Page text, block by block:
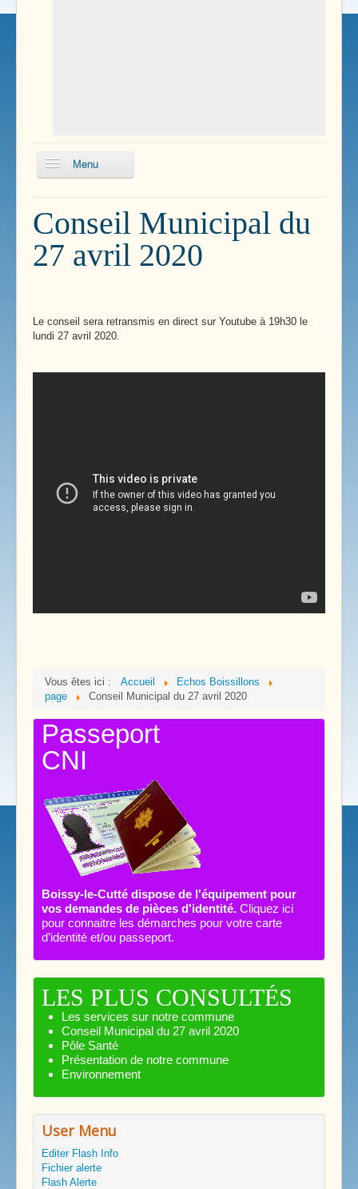
Menu
Boissillons
Conseils
municipaux
Plan Local
Conseil Municipal du
27 avril 2020
Le conseil sera retransmis en direct sur Youtube à 19h30 le
lundi 27 avril 2020.
Vous êtes ici : Accueil
Echos Boissillons
page
Conseil Municipal du 27 avril 2020
Passeport
CNI
Boissy-le-Cutté dispose de l'équipement pour
vos demandes de pièces d'identité. Cliquez ici
pour connaitre les démarches pour votre carte
d’identité et/ou passeport.
LES PLUS CONSULTÉS
Les services sur notre commune
Conseil Municipal du 27 avril 2020
Pôle Santé
Présentation de notre commune
Environnement
User Menu
Editer Flash Info
Fichier alerte
Flash Alerte